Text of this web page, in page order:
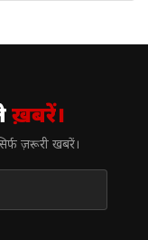
ख़बरें।
ज़रूरी खबरें।